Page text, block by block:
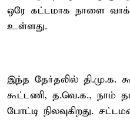
ஒரே கட்டமாக நாளை
உள்ளது.
இந்த தேர்தலில் தி.மு.க.
கூட்டணி, த.வெ.க., நாம்
போட்டி நிலவுகிறது.